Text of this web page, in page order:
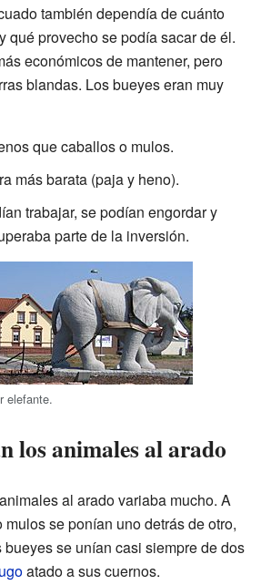
también dependía de cuánto
qué provecho se podía sacar de él.
económicos de mantener, pero
blandas. Los bueyes eran muy
que caballos o mulos.
más barata (paja y heno).
trabajar, se podían engordar y
parte de la inversión.
elefante.
los animales al arado
al arado variaba mucho. A
se ponían uno detrás de otro,
se unían casi siempre de dos
atado a sus cuernos.